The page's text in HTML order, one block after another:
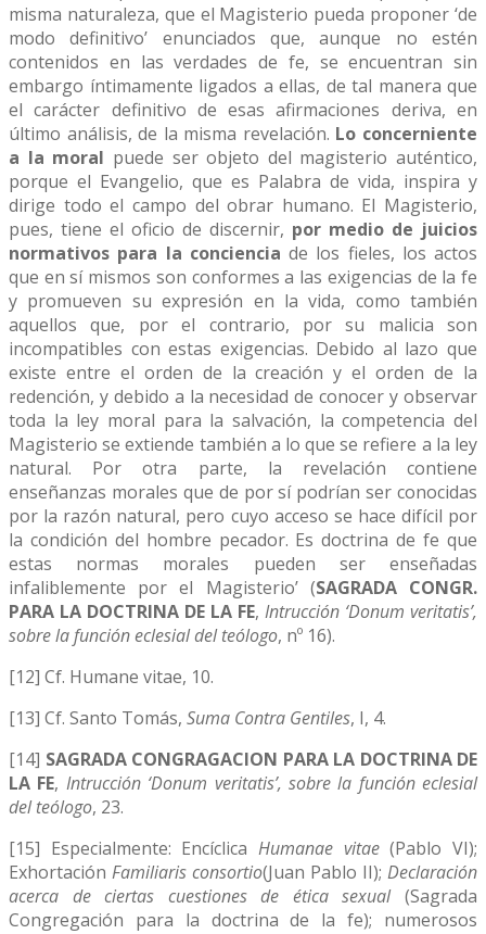
misma naturaleza, que el Magisterio pueda proponer ‘de
modo definitivo’ enunciados que, aunque no estén
contenidos en las verdades de fe, se encuentran sin
embargo íntimamente ligados a ellas, de tal manera que
el carácter definitivo de esas afirmaciones deriva, en
último análisis, de la misma revelación. Lo concerniente
a la moral puede ser objeto del magisterio auténtico,
porque el Evangelio, que es Palabra de vida, inspira y
dirige todo el campo del obrar humano. El Magisterio,
pues, tiene el oficio de discernir, por medio de juicios
normativos para la conciencia de los fieles, los actos
que en sí mismos son conformes a las exigencias de la fe
y promueven su expresión en la vida, como también
aquellos que, por el contrario, por su malicia son
incompatibles con estas exigencias. Debido al lazo que
existe entre el orden de la creación y el orden de la
redención, y debido a la necesidad de conocer y observar
toda la ley moral para la salvación, la competencia del
Magisterio se extiende también a lo que se refiere a la ley
natural. Por otra parte, la revelación contiene
enseñanzas morales que de por sí podrían ser conocidas
por la razón natural, pero cuyo acceso se hace difícil por
la condición del hombre pecador. Es doctrina de fe que
estas normas morales pueden ser enseñadas
infaliblemente por el Magisterio’ (SAGRADA CONGR.
PARA LA DOCTRINA DE LA FE, Intrucción ‘Donum veritatis’,
sobre la función eclesial del teólogo, nº 16).
[12] Cf. Humane vitae, 10.
[13] Cf. Santo Tomás, Suma Contra Gentiles, I, 4.
[14] SAGRADA CONGRAGACION PARA LA DOCTRINA DE
LA FE, Intrucción ‘Donum veritatis’, sobre la función eclesial
del teólogo, 23.
[15] Especialmente: Encíclica Humanae vitae(Pablo VI);
Exhortación Familiaris consortio(Juan Pablo II); Declaración
acerca de ciertas cuestiones de ética sexual(Sagrada
Congregación para la doctrina de la fe); numerosos